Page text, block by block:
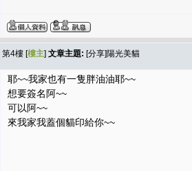
第4樓 [樓主] 文章主題: [分享]陽光美貓
耶~~我家也有一隻胖油油耶~~
想要簽名阿~~
可以阿~~
來我家我蓋個貓印給你~~